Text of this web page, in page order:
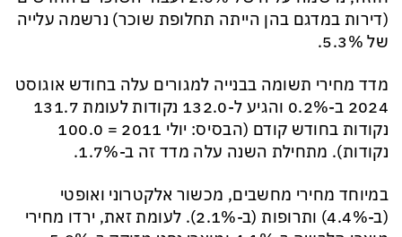
(דירות במדגם בהן הייתה תחלופת שוכר) נרשמה עלייה
של 5.3%.
מדד מחירי תשומה בבנייה למגורים עלה בחודש אוגוסט
2024 ב-0.2% והגיע ל-132.0 נקודות לעומת 131.7
נקודות בחודש קודם (הבסיס: יולי 2011 = 100.0
נקודות). מתחילת השנה עלה מדד זה ב-1.7%.
במיוחד מחירי מחשבים, מכשור אלקטרוני ואופטי
(ב-4.4%) ותרופות (ב-2.1%). לעומת זאת, ירדו מחירי